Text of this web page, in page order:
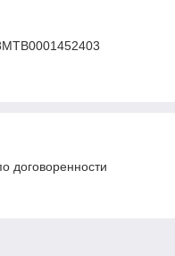
договоренности